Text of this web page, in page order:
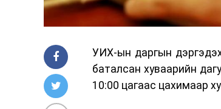
УИХ-ын даргын
баталсан хуваарийн
10:00 цагаас цахимаар